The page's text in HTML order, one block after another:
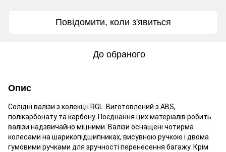
Повідомити, коли з'явиться
До обраного
Опис
Солідні валізи з колекції RGL. Виготовлений з ABS,
полікарбонату та карбону. Поєднання цих матеріалів робить
валізи надзвичайно міцними. Валізи оснащені чотирма
колесами на шарикопідшипниках, висувною ручкою і двома
гумовими ручками для зручності перенесення багажу. Крім